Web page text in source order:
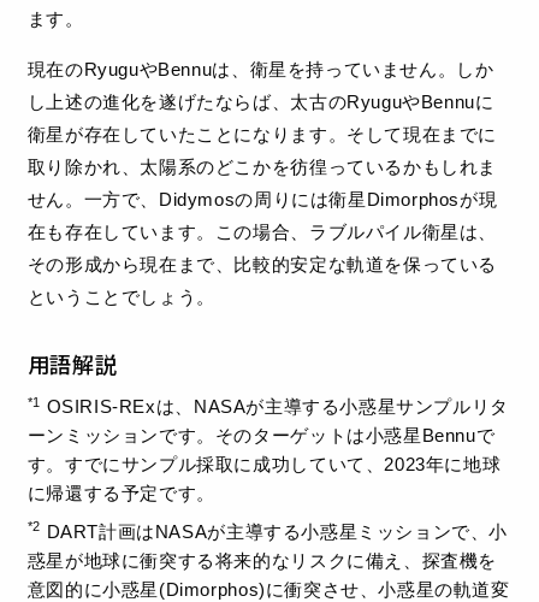
ます。
現在のRyuguやBennuは、衛星を持っていません。しか
し上述の進化を遂げたならば、太古のRyuguやBennuに
衛星が存在していたことになります。そして現在までに
取り除かれ、太陽系のどこかを彷徨っているかもしれま
せん。一方で、Didymosの周りには衛星Dimorphosが現
在も存在しています。この場合、ラブルパイル衛星は、
その形成から現在まで、比較的安定な軌道を保っている
ということでしょう。
用語解説
*1
OSIRIS-RExは、NASAが主導する小惑星サンプルリタ
ーンミッションです。そのターゲットは小惑星Bennuで
す。すでにサンプル採取に成功していて、2023年に地球
に帰還する予定です。
*2 DART計画はNASAが主導する小惑星ミッションで、小
惑星が地球に衝突する将来的なリスクに備え、探査機を
意図的に小惑星(Dimorphos)に衝突させ、小惑星の軌道変